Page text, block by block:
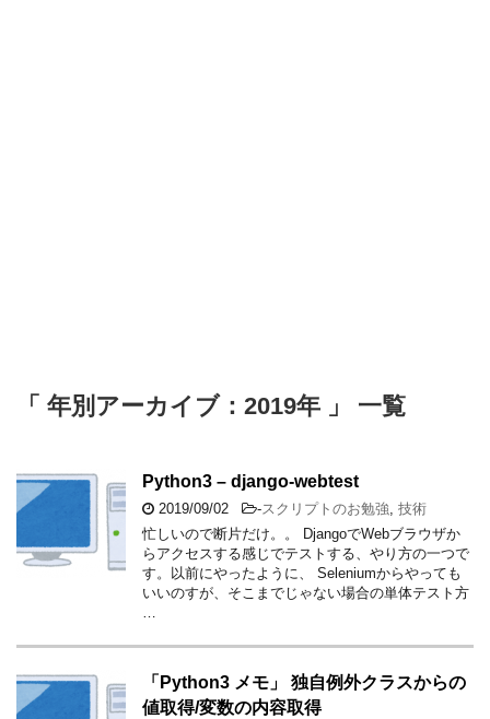
「 年別アーカイブ：2019年 」 一覧
Python3 – django-webtest
2019/09/02 -スクリプトのお勉強, 技術
忙しいので断片だけ。。 DjangoでWebブラウザか
らアクセスする感じでテストする、やり方の一つで
す。以前にやったように、 Seleniumからやっても
いいのすが、そこまでじゃない場合の単体テスト方
…
「Python3 メモ」 独自例外クラスからの
値取得/変数の内容取得